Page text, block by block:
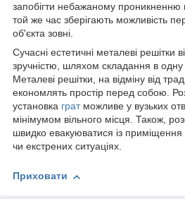
запобігти небажаному проникненню
той же час зберігають можливість
об'єкта зовні.
Сучасні естетичні металеві решітки
зручністю, шляхом складання в одну
Металеві решітки, на відміну від
економлять простір перед собою.
установка гратможливе у вузьких
мінімумом вільного місця. Також,
швидко евакуюватися із
чи екстрених ситуаціях.
Приховати